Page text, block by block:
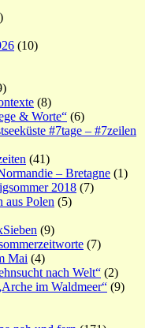
(10)
(8)
& Worte“ (6)
#7tage – #7zeilen
(41)
– Bretagne (1)
2018 (7)
aus Polen (5)
(9)
(7)
Mai (4)
nach Welt“ (2)
im Waldmeer“ (9)